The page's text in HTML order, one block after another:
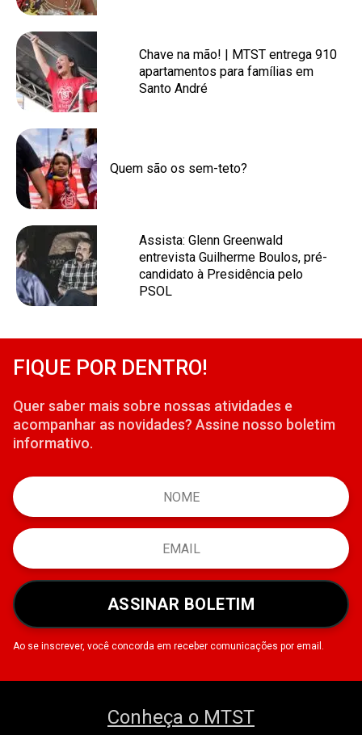
Chave na mão! | MTST entrega 910
apartamentos para famílias em
Santo André
Quem são os sem-teto?
Assista: Glenn Greenwald
entrevista Guilherme Boulos, pré-
candidato à Presidência pelo
PSOL
FIQUE POR DENTRO!
Quer saber mais sobre nossas atividades e
acompanhar as novidades? Assine nosso boletim
informativo.
ASSINAR BOLETIM
Ao se inscrever, você concorda em receber comunicações por email.
Conheça o MTST